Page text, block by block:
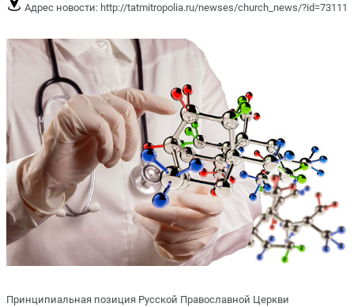
Адрес новости: http://tatmitropolia.ru/newses/church_news/?id=73111
Принципиальная позиция Русской Православной Церкви